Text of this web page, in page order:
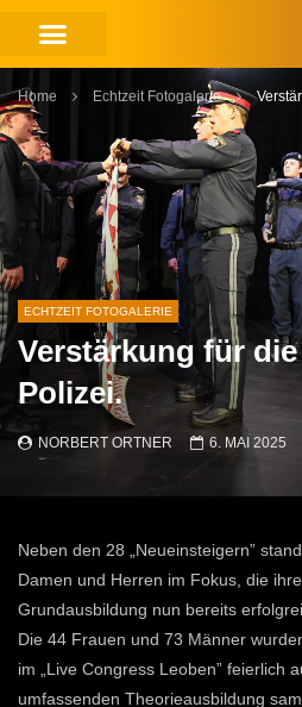
Home Echtzeit Fotogalerie
ECHTZEIT FOTOGALERIE
Verstärkung für
Polizei.
NORBERT ORTNER 6. MAI 2025
Neben den 28 „Neueinsteigern”
Damen und Herren im Fokus, die
Grundausbildung nun bereits
Die 44 Frauen und 73 Männer
im „Live Congress Leoben” feierlich
umfassenden Theorieausbildung